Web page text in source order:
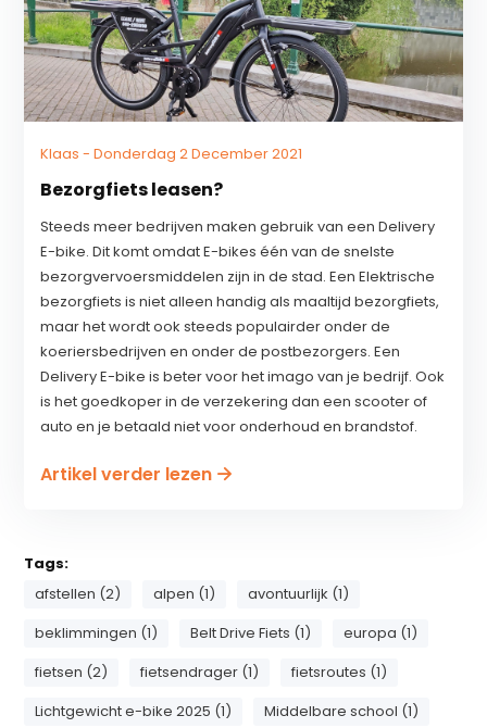
Klaas - Donderdag 2 December 2021
Bezorgfiets leasen?
Steeds meer bedrijven maken gebruik van een Delivery
E-bike. Dit komt omdat E-bikes één van de snelste
bezorgvervoersmiddelen zijn in de stad. Een Elektrische
bezorgfiets is niet alleen handig als maaltijd bezorgfiets,
maar het wordt ook steeds populairder onder de
koeriersbedrijven en onder de postbezorgers. Een
Delivery E-bike is beter voor het imago van je bedrijf. Ook
is het goedkoper in de verzekering dan een scooter of
auto en je betaald niet voor onderhoud en brandstof.
Artikel verder lezen
Tags:
afstellen (2)
alpen (1)
avontuurlijk (1)
beklimmingen (1)
Belt Drive Fiets (1)
europa (1)
fietsen (2)
fietsendrager (1)
fietsroutes (1)
Lichtgewicht e-bike 2025 (1)
Middelbare school (1)